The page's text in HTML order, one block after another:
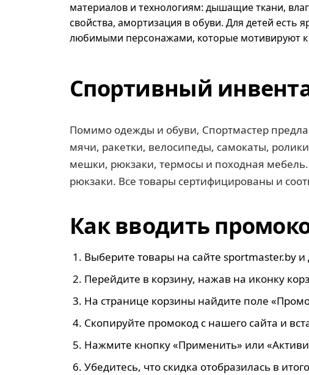
материалов и технологиям: дышащие ткани,
свойства, амортизация в обуви. Для детей есть
любимыми персонажами, которые мотивируют
Спортивный
Помимо одежды и обуви, Спортмастер
мячи, ракетки, велосипеды, самокаты,
мешки, рюкзаки, термосы и походная
рюкзаки. Все товары сертифицированы и
Как вводить
Выберите товары на сайте sportmaster.by и
Перейдите в корзину, нажав на иконку
На странице корзины найдите поле
Скопируйте промокод с нашего сайта и
Нажмите кнопку «Применить» или
Убедитесь, что скидка отобразилась в